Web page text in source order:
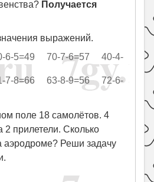
Получается
выражений.
6-5=49 70-7-6=57 40-4-
7-8=66 63-8-9=56 72-6-
поле 18 самолётов. 4
2 прилетели. Сколько
аэродроме? Реши задачу